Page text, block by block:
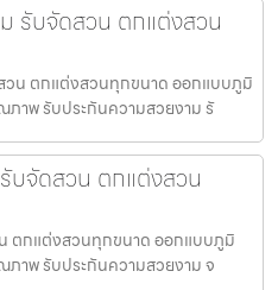
รับจัดสวน ตกแต่งสวน
น ตกแต่งสวนทุกขนาด ออกแบบภูมิ
ภาพ รับประกันความสวยงาม รั
จัดสวน ตกแต่งสวน
ตกแต่งสวนทุกขนาด ออกแบบภูมิ
ภาพ รับประกันความสวยงาม จ